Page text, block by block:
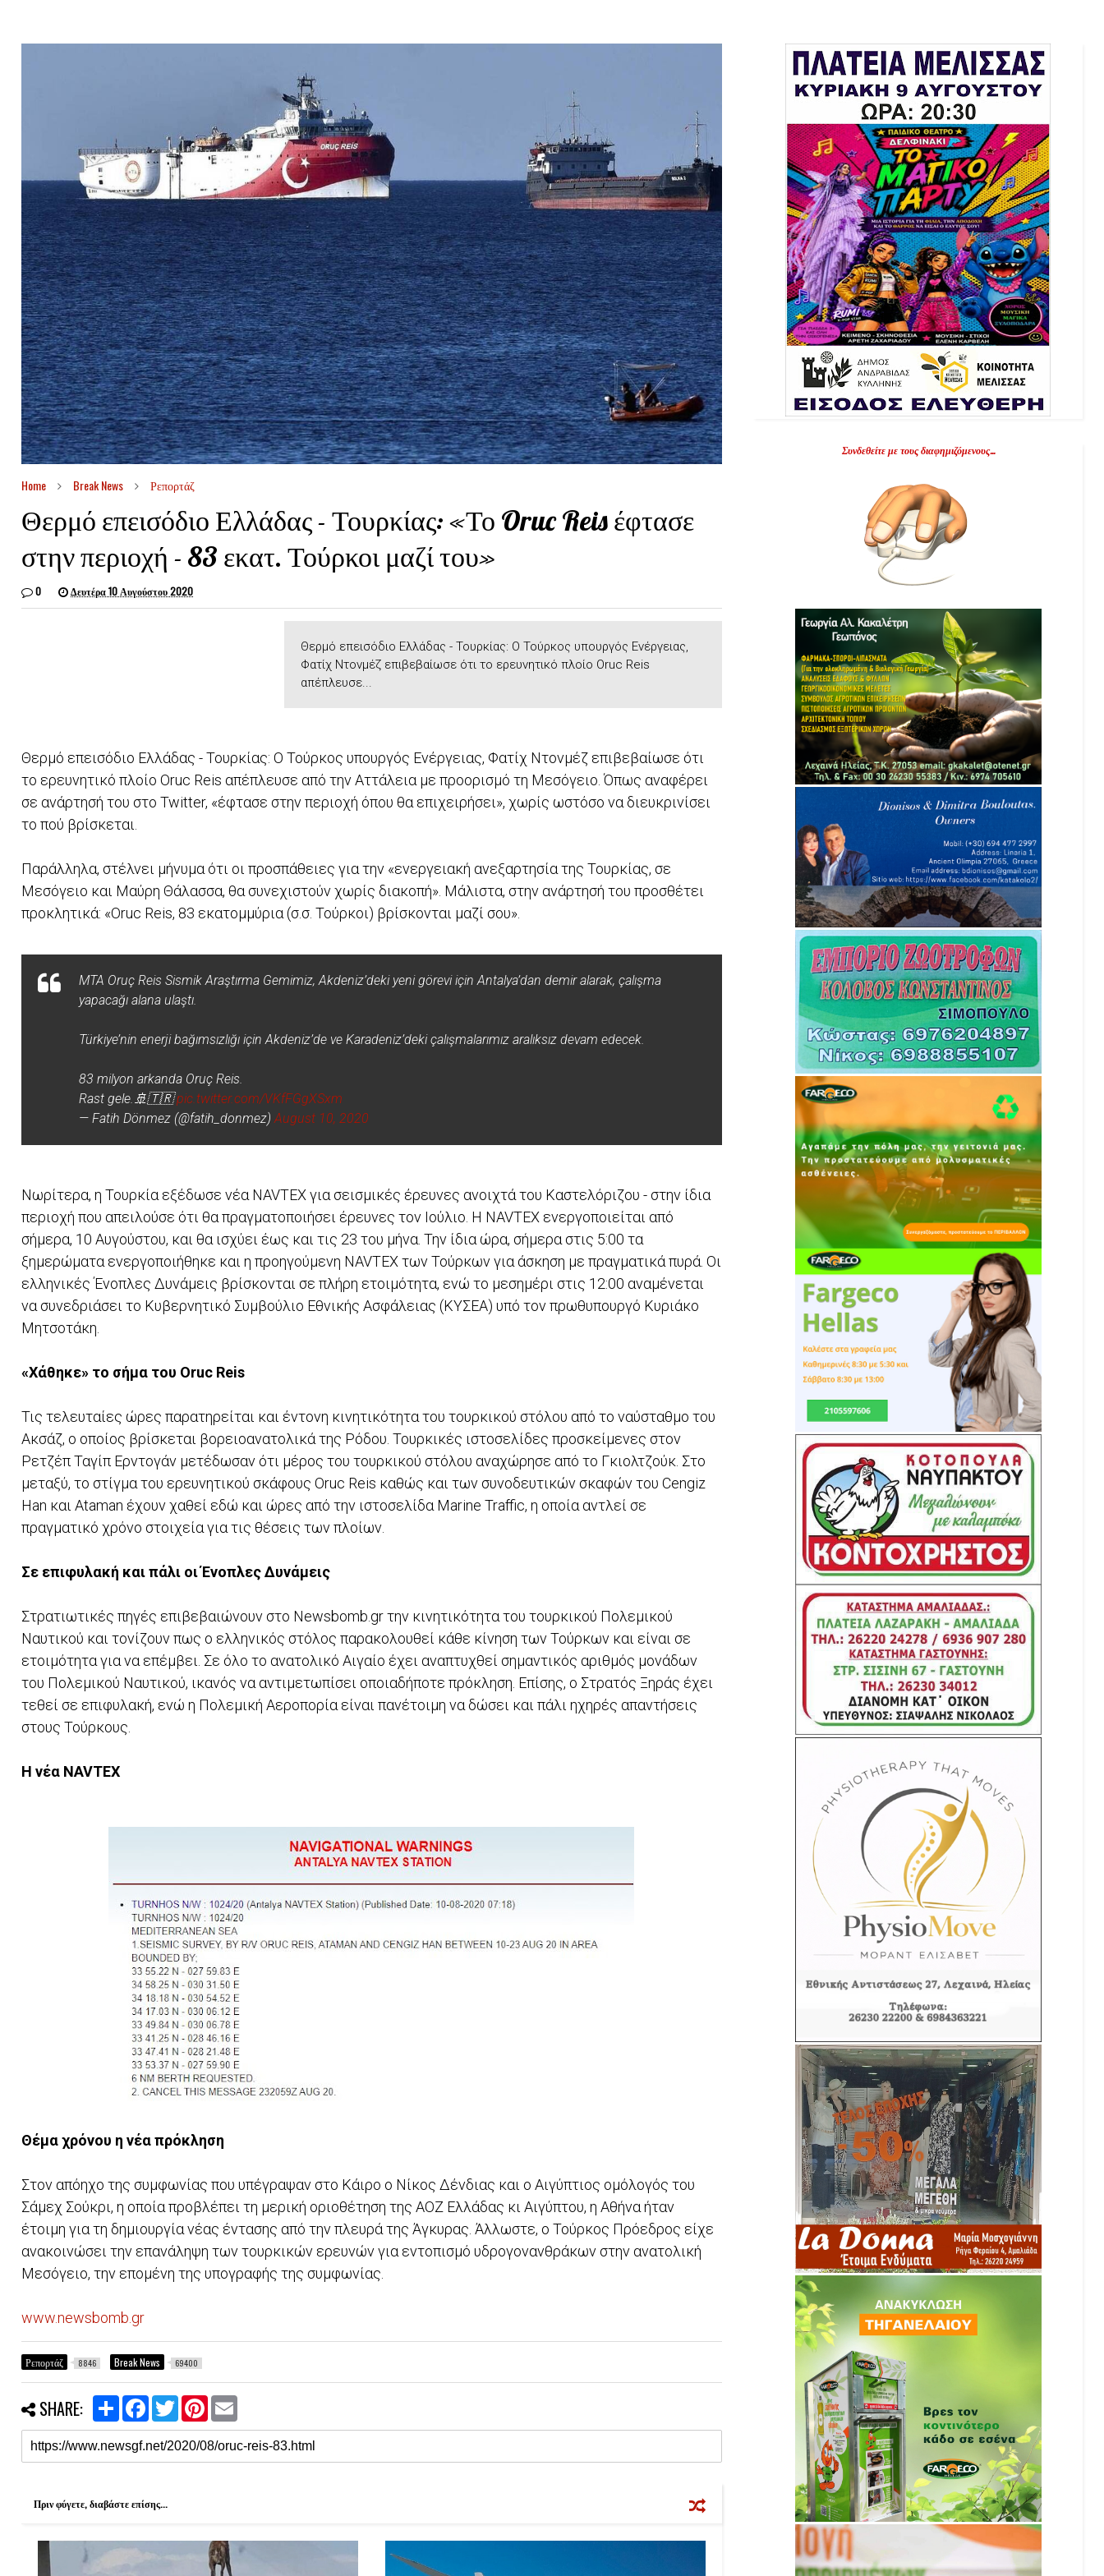
Home Break News Ρεπορτάζ
Θερμό επεισόδιο Ελλάδας - Τουρκίας: «Το Oruc Reis έφτασε
στην περιοχή - 83 εκατ. Τούρκοι μαζί του»
0 Δευτέρα 10 Αυγούστου 2020
Θερμό επεισόδιο Ελλάδας - Τουρκίας: Ο Τούρκος υπουργός Ενέργειας,
Φατίχ Ντονμέζ επιβεβαίωσε ότι το ερευνητικό πλοίο Oruc Reis
απέπλευσε...
Θερμό επεισόδιο Ελλάδας - Τουρκίας: Ο Τούρκος υπουργός Ενέργειας, Φατίχ Ντονμέζ επιβεβαίωσε ότι
το ερευνητικό πλοίο Oruc Reis απέπλευσε από την Αττάλεια με προορισμό τη Μεσόγειο. Όπως αναφέρει
σε ανάρτησή του στο Twitter, «έφτασε στην περιοχή όπου θα επιχειρήσει», χωρίς ωστόσο να διευκρινίσει
το πού βρίσκεται.
Παράλληλα, στέλνει μήνυμα ότι οι προσπάθειες για την «ενεργειακή ανεξαρτησία της Τουρκίας, σε
Μεσόγειο και Μαύρη Θάλασσα, θα συνεχιστούν χωρίς διακοπή». Μάλιστα, στην ανάρτησή του προσθέτει
προκλητικά: «Oruc Reis, 83 εκατομμύρια (σ.σ. Τούρκοι) βρίσκονται μαζί σου».
MTA Oruç Reis Sismik Araştırma Gemimiz, Akdeniz’deki yeni görevi için Antalya’dan demir alarak, çalışma
yapacağı alana ulaştı.
Türkiye’nin enerji bağımsızlığı için Akdeniz’de ve Karadeniz’deki çalışmalarımız aralıksız devam edecek.
83 milyon arkanda Oruç Reis.
Rast gele.🚢🇹🇷pic.twitter.com/VKfFGgXSxm
— Fatih Dönmez (@fatih_donmez)August 10, 2020
Νωρίτερα, η Τουρκία εξέδωσε νέα NAVTEX για σεισμικές έρευνες ανοιχτά του Καστελόριζου - στην ίδια
περιοχή που απειλούσε ότι θα πραγματοποιήσει έρευνες τον Ιούλιο. H ΝAVTEX ενεργοποιείται από
σήμερα, 10 Αυγούστου, και θα ισχύει έως και τις 23 του μήνα. Την ίδια ώρα, σήμερα στις 5:00 τα
ξημερώματα ενεργοποιήθηκε και η προηγούμενη NAVTEX των Τούρκων για άσκηση με πραγματικά πυρά. Οι
ελληνικές Ένοπλες Δυνάμεις βρίσκονται σε πλήρη ετοιμότητα, ενώ το μεσημέρι στις 12:00 αναμένεται
να συνεδριάσει το Κυβερνητικό Συμβούλιο Εθνικής Ασφάλειας (ΚΥΣΕΑ) υπό τον πρωθυπουργό Κυριάκο
Μητσοτάκη.
«Χάθηκε» το σήμα του Oruc Reis
Τις τελευταίες ώρες παρατηρείται και έντονη κινητικότητα του τουρκικού στόλου από το ναύσταθμο του
Ακσάζ, ο οποίος βρίσκεται βορειοανατολικά της Ρόδου. Τουρκικές ιστοσελίδες προσκείμενες στον
Ρετζέπ Ταγίπ Ερντογάν μετέδωσαν ότι μέρος του τουρκικού στόλου αναχώρησε από το Γκιολτζούκ. Στο
μεταξύ, το στίγμα του ερευνητικού σκάφους Oruc Reis καθώς και των συνοδευτικών σκαφών του Cengiz
Han και Ataman έχουν χαθεί εδώ και ώρες από την ιστοσελίδα Marine Traffic, η οποία αντλεί σε
πραγματικό χρόνο στοιχεία για τις θέσεις των πλοίων.
Σε επιφυλακή και πάλι οι Ένοπλες Δυνάμεις
Στρατιωτικές πηγές επιβεβαιώνουν στο Newsbomb.gr την κινητικότητα του τουρκικού Πολεμικού
Ναυτικού και τονίζουν πως ο ελληνικός στόλος παρακολουθεί κάθε κίνηση των Τούρκων και είναι σε
ετοιμότητα για να επέμβει. Σε όλο το ανατολικό Αιγαίο έχει αναπτυχθεί σημαντικός αριθμός μονάδων
του Πολεμικού Ναυτικού, ικανός να αντιμετωπίσει οποιαδήποτε πρόκληση. Επίσης, ο Στρατός Ξηράς έχει
τεθεί σε επιφυλακή, ενώ η Πολεμική Αεροπορία είναι πανέτοιμη να δώσει και πάλι ηχηρές απαντήσεις
στους Τούρκους.
Η νέα NAVTEX
Θέμα χρόνου η νέα πρόκληση
Στον απόηχο της συμφωνίας που υπέγραψαν στο Κάιρο ο Νίκος Δένδιας και ο Αιγύπτιος ομόλογός του
Σάμεχ Σούκρι, η οποία προβλέπει τη μερική οριοθέτηση της ΑΟΖ Ελλάδας κι Αιγύπτου, η Αθήνα ήταν
έτοιμη για τη δημιουργία νέας έντασης από την πλευρά της Άγκυρας. Άλλωστε, ο Τούρκος Πρόεδρος είχε
ανακοινώσει την επανάληψη των τουρκικών ερευνών για εντοπισμό υδρογονανθράκων στην ανατολική
Μεσόγειο, την επομένη της υπογραφής της συμφωνίας.
www.newsbomb.gr
Ρεπορτάζ 8846 Break News 69400
SHARE:
S
a
r
e
F
c
e
b
o
T
i
t
t
e
P
n
t
e
r
a
i
l
Πριν φύγετε, διαβάστε επίσης...
Συνδεθείτε με τους διαφημιζόμενους...